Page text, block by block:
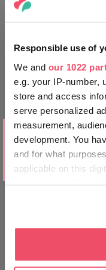
Responsible use of
We and our 1022
e.g. your IP-number,
store and access
serve personalized
measurement,
development. You
and for what
applicable on this
If you allow, we
MESTA KOJA TREBA
Najtoplija i
u zemlji nudi zaista
Posetite Vilanj!